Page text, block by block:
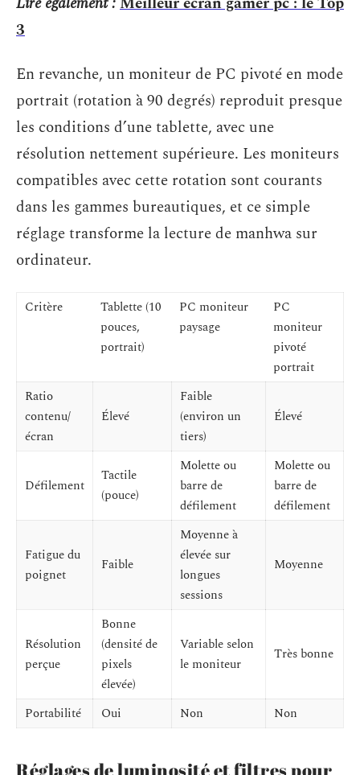
3
En revanche, un moniteur de PC pivoté en mode
portrait (rotation à 90 degrés) reproduit presque
les conditions d’une tablette, avec une
résolution nettement supérieure. Les moniteurs
compatibles avec cette rotation sont courants
dans les gammes bureautiques, et ce simple
réglage transforme la lecture de manhwa sur
ordinateur.
Critère
Tablette (10
pouces,
portrait)
PC moniteur
paysage
PC
moniteur
pivoté
portrait
Ratio
contenu/
écran
Élevé
Faible
(environ un
tiers)
Élevé
Défilement
Tactile
(pouce)
Molette ou
barre de
défilement
Molette ou
barre de
défilement
Fatigue du
poignet
Faible
Moyenne à
élevée sur
longues
sessions
Moyenne
Résolution
perçue
Bonne
(densité de
pixels
élevée)
Variable selon
le moniteur
Très bonne
Portabilité Oui Non Non
Réglages de luminosité et filtres pour